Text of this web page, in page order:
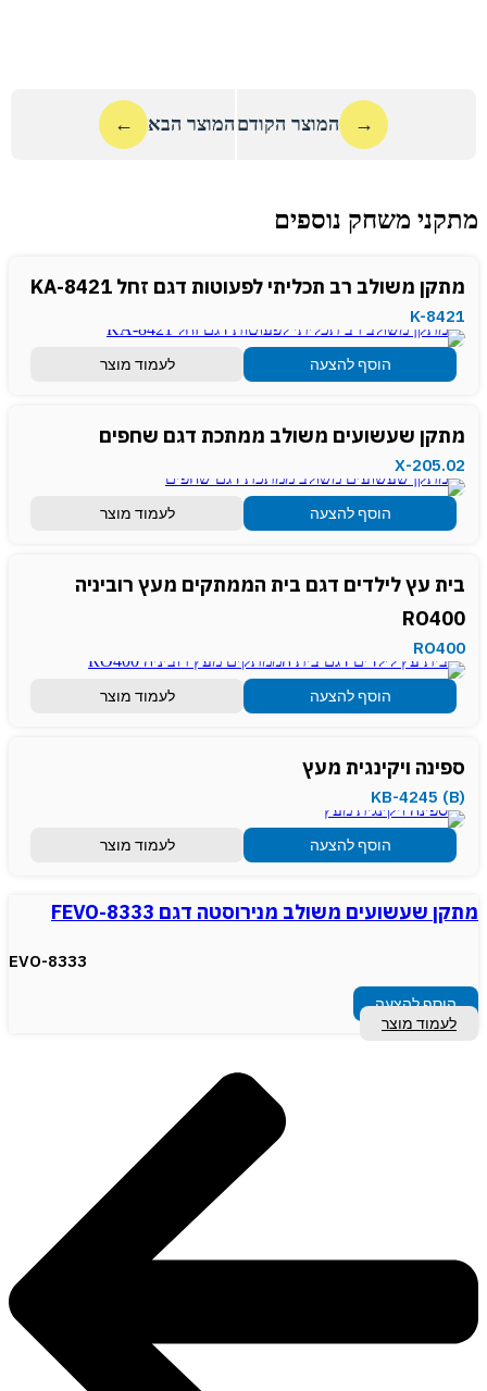
→ המוצר הקודם המוצר הבא ←
מתקני משחק נוספים
מתקן משולב רב תכליתי לפעוטות דגם זחל KA-8421
K-8421
הוסף להצעה לעמוד מוצר
מתקן שעשועים משולב ממתכת דגם שחפים
X-205.02
הוסף להצעה לעמוד מוצר
בית עץ לילדים דגם בית הממתקים מעץ רוביניה
RO400
RO400
הוסף להצעה לעמוד מוצר
ספינה ויקינגית מעץ
(KB-4245 (B
הוסף להצעה לעמוד מוצר
מתקן שעשועים משולב מנירוסטה דגם FEVO-8333
EVO-8333
הוסף להצעה
לעמוד מוצר